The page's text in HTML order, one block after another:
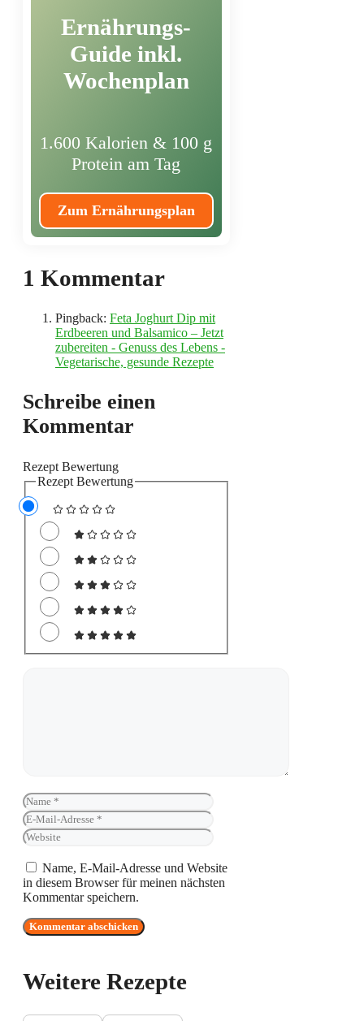
Ernährungs-
Guide inkl.
Wochenplan
1.600 Kalorien & 100 g
Protein am Tag
Zum Ernährungsplan
1 Kommentar
Pingback: Feta Joghurt Dip mit
Erdbeeren und Balsamico – Jetzt
zubereiten - Genuss des Lebens -
Vegetarische, gesunde Rezepte
Schreibe einen
Kommentar
Rezept Bewertung
Rezept Bewertung
Name
Name, E-Mail-Adresse und Website
in diesem Browser für meinen nächsten
Kommentar speichern.
Weitere Rezepte